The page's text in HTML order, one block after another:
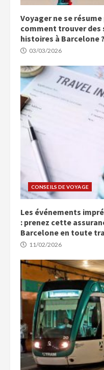
Voyager ne se
comment trouver des
histoires à Barcelone ?
03/03/2026
CONSEILS DE VOYAGE
Les événements
: prenez cette
Barcelone en toute
11/02/2026